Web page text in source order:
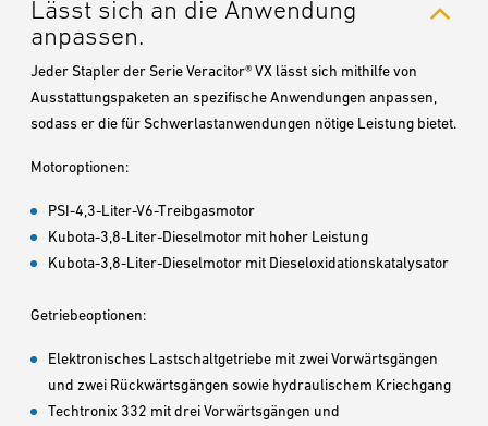
Lässt sich an die Anwendung
anpassen.
Jeder Stapler der Serie Veracitor® VX lässt sich mithilfe von
Ausstattungspaketen an spezifische Anwendungen anpassen,
sodass er die für Schwerlastanwendungen nötige Leistung bietet.
Motoroptionen:
PSI-4,3-Liter-V6-Treibgasmotor
Kubota-3,8-Liter-Dieselmotor mit hoher Leistung
Kubota-3,8-Liter-Dieselmotor mit Dieseloxidationskatalysator
Getriebeoptionen:
Elektronisches Lastschaltgetriebe mit zwei Vorwärtsgängen
und zwei Rückwärtsgängen sowie hydraulischem Kriechgang
Techtronix 332 mit drei Vorwärtsgängen und